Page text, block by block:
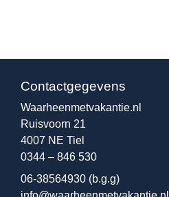
Contactgegevens
Waarheenmetvakantie.nl
Ruisvoorn 21
4007 NE Tiel
0344 – 846 530
06-38564930 (b.g.g)